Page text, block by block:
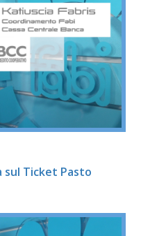
sul Ticket Pasto